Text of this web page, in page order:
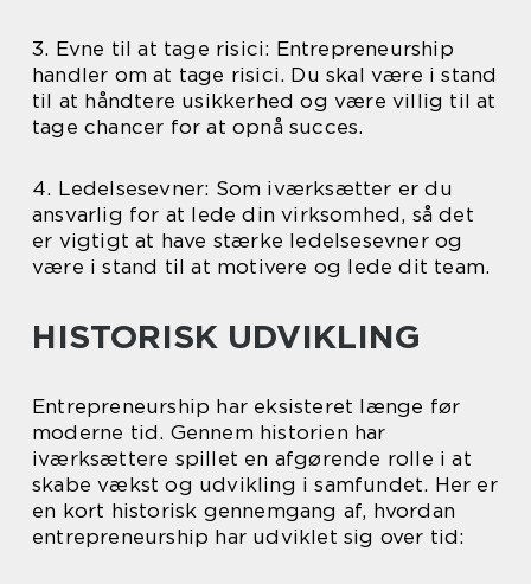
3. Evne til at tage risici: Entrepreneurship
handler om at tage risici. Du skal være i stand
til at håndtere usikkerhed og være villig til at
tage chancer for at opnå succes.
4. Ledelsesevner: Som iværksætter er du
ansvarlig for at lede din virksomhed, så det
er vigtigt at have stærke ledelsesevner og
være i stand til at motivere og lede dit team.
HISTORISK UDVIKLING
Entrepreneurship har eksisteret længe før
moderne tid. Gennem historien har
iværksættere spillet en afgørende rolle i at
skabe vækst og udvikling i samfundet. Her er
en kort historisk gennemgang af, hvordan
entrepreneurship har udviklet sig over tid: